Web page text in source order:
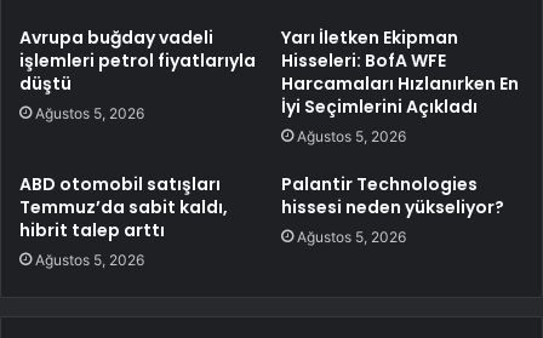
Avrupa buğday vadeli
işlemleri petrol fiyatlarıyla
düştü
Ağustos 5, 2026
Yarı İletken Ekipman
Hisseleri: BofA WFE
Harcamaları Hızlanırken En
İyi Seçimlerini Açıkladı
Ağustos 5, 2026
ABD otomobil satışları
Temmuz’da sabit kaldı,
hibrit talep arttı
Ağustos 5, 2026
Palantir Technologies
hissesi neden yükseliyor?
Ağustos 5, 2026